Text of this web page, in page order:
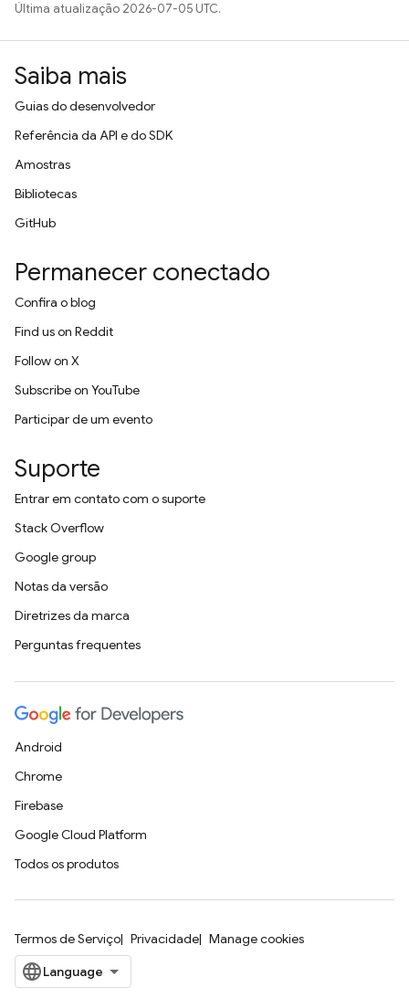
Última atualização 2026-07-05 UTC.
Saiba mais
Guias do desenvolvedor
Referência da API e do SDK
Amostras
Bibliotecas
GitHub
Permanecer conectado
Confira o blog
Find us on Reddit
Follow on X
Subscribe on YouTube
Participar de um evento
Suporte
Entrar em contato com o suporte
Stack Overflow
Google group
Notas da versão
Diretrizes da marca
Perguntas frequentes
Android
Chrome
Firebase
Google Cloud Platform
Todos os produtos
Termos de Serviço Privacidade Manage cookies